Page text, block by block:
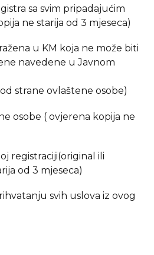
sa svim pripadajućim
ne starija od 3 mjeseca)
u KM koja ne može biti
navedene u Javnom
strane ovlaštene osobe)
osobe ( ovjerena kopija ne
registraciji(original ili
od 3 mjeseca)
svih uslova iz ovog